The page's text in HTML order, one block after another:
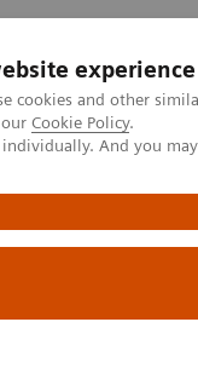
experience
cookies and other
Cookie Policy.
And you